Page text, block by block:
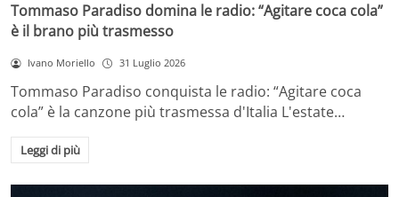
Tommaso Paradiso domina le radio: “Agitare coca cola”
è il brano più trasmesso
Ivano Moriello 31 Luglio 2026
Tommaso Paradiso conquista le radio: “Agitare coca
cola” è la canzone più trasmessa d'Italia L'estate…
Leggi di più